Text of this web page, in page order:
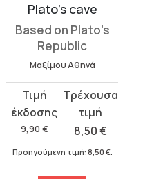
Plato’s cave
Based on Plato’s
Republic
Μαξίμου Αθηνά
9,90 €
Original
price
was:
9,90 €.
8,50€
τρέχουσα
τιμή
είναι:
Προηγούμενη τιμή: 8,50 €.